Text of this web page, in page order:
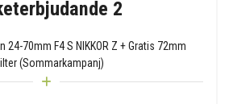
2
24-70mm F4 S NIKKOR Z + Gratis 72mm
(Sommarkampanj)